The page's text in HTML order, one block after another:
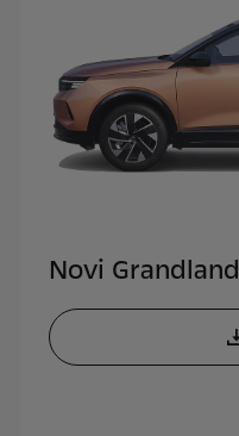
Novi Grandland